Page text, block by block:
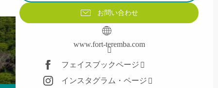
お問い合わせ
www.fort-teremba.com
フェイスブックページ
インスタグラム・ページ